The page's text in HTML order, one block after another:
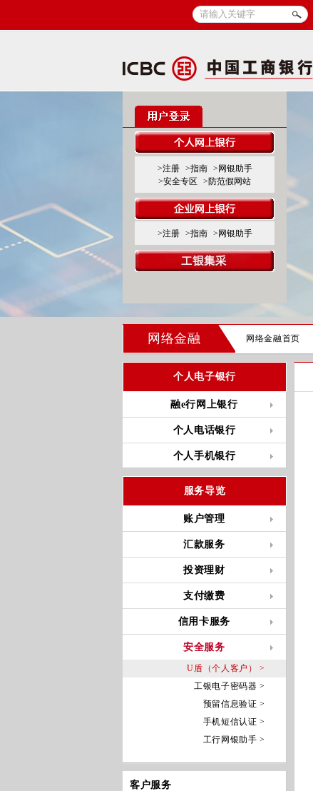
>注册 >指南
>网银助手
>安全专区
>防范假网站
>注册 >指南 >网银助手
网络金融 网络金融首页
个人电子银行
融e行网上银行
个人电话银行
个人手机银行
服务导览
账户管理
汇款服务
投资理财
支付缴费
信用卡服务
安全服务
U盾（个人客户） >
工银电子密码器 >
预留信息验证 >
手机短信认证 >
工行网银助手 >
客户服务